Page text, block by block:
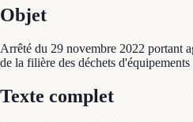
Objet
Arrêté du 29 novembre 2022 portant
de la filière des déchets
Texte complet